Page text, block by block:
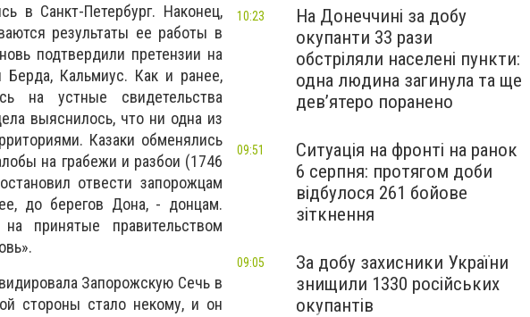
в Санкт-Петербург. Наконец,
результаты ее работы в
подтвердили претензии на
Кальмиус. Как и ранее,
на устные свидетельства
выяснилось, что ни одна из
Казаки обменялись
на грабежи и разбои (1746
отвести запорожцам
до берегов Дона, - донцам.
принятые правительством
Запорожскую Сечь в
стороны стало некому, и он
На Донеччині за добу
окупанти 33 рази
обстріляли населені пункти:
одна людина загинула та ще
девʼятеро поранено
10:23
Ситуація на фронті на ранок
6 серпня: протягом доби
відбулося 261 бойове
зіткнення
09:51
За добу захисники України
знищили 1330 російських
окупантів
09:05